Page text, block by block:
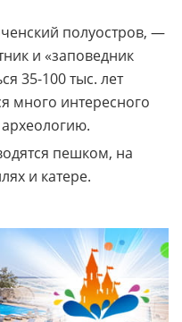
полуостров, —
и «заповедник
35-100 тыс. лет
много интересного
пешком, на
и катере.